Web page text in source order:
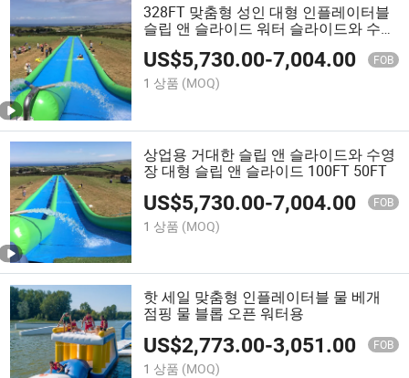
328FT 맞춤형 성인 대형 인플레이터블
슬립 앤 슬라이드 워터 슬라이드와 수영
장 다운힐 드래그스터
US$5,730.00-7,004.00 FOB
1 상품 (MOQ)
상업용 거대한 슬립 앤 슬라이드와 수영
장 대형 슬립 앤 슬라이드 100FT 50FT
US$5,730.00-7,004.00 FOB
1 상품 (MOQ)
핫 세일 맞춤형 인플레이터블 물 베개
점핑 물 블롭 오픈 워터용
US$2,773.00-3,051.00 FOB
1 상품 (MOQ)